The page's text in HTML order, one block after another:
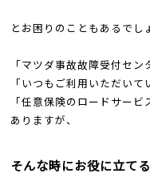
とお困りのこともあるでし
「マツダ事故故障受付セン
「いつもご利用いただいて
「任意保険のロードサー
ありますが、
そんな時にお役に立て